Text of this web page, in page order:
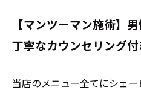
【マンツーマン施術】
丁寧なカウンセリング付
当店のメニュー全てにシェ